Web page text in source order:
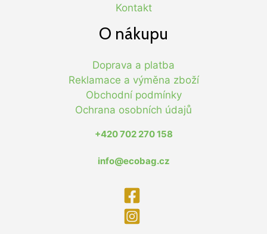
Kontakt
O nákupu
Doprava a platba
Reklamace a výměna zboží
Obchodní podmínky
Ochrana osobních údajů
+420 702 270 158
info@ecobag.cz